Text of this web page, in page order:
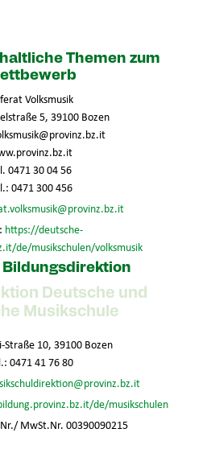
Themen zum
Volksmusik
5, 39100 Bozen
0471 30 04 56
0471 300 456
https://deutsche-
de/musikschulen/volksmusik
Deutsche und
Musikschule
Straße 10, 39100 Bozen
0471 41 76 80
de/musikschulen
MwSt.Nr. 00390090215